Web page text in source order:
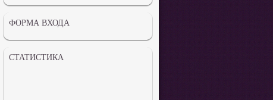
ФОРМА ВХОДА
СТАТИСТИКА